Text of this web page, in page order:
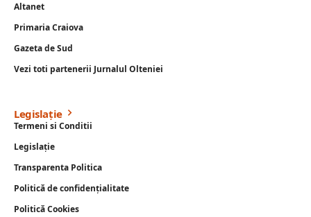
Altanet
Primaria Craiova
Gazeta de Sud
Vezi toti partenerii Jurnalul Olteniei
Legislație
Termeni si Conditii
Legislație
Transparenta Politica
Politică de confidențialitate
Politică Cookies